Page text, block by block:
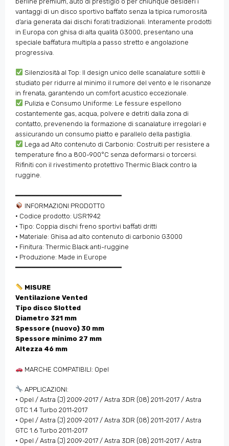
vantaggi di un disco sportivo baffato senza la tipica rumorosità
d’aria generata dai dischi forati tradizionali. Interamente prodotti
in Europa con ghisa di alta qualità G3000, presentano una
speciale baffatura multipla a passo stretto e angolazione
progressiva.
Silenziosità al Top: Il design unico delle scanalature sottili è
studiato per ridurre al minimo il rumore del vento e le risonanze
in frenata, garantendo un comfort acustico eccezionale.
Pulizia e Consumo Uniforme: Le fessure espellono
costantemente gas, acqua, polvere e detriti dalla zona di
contatto, prevenendo la formazione di scanalature irregolari e
assicurando un consumo piatto e parallelo della pastiglia.
Lega ad Alto contenuto di Carbonio: Costruiti per resistere a
temperature fino a 800-900°C senza deformarsi o torcersi.
Rifiniti con il rivestimento protettivo Thermic Black contro la
ruggine.
━━━━━━━━━━━━━━━━━━━━━━━━━━
INFORMAZIONI PRODOTTO
• Codice prodotto: USR1942
• Tipo: Coppia dischi freno sportivi baffati dritti
• Materiale: Ghisa ad alto contenuto di carbonio G3000
• Finitura: Thermic Black anti-ruggine
• Produzione: Made in Europe
━━━━━━━━━━━━━━━━━━━━━━━━━━
MISURE
Ventilazione Vented
Tipo disco Slotted
Diametro 321 mm
Spessore (nuovo) 30 mm
Spessore minimo 27 mm
Altezza 46 mm
MARCHE COMPATIBILI: Opel
APPLICAZIONI:
• Opel / Astra (J) 2009-2017 / Astra 3DR (08) 2011-2017 / Astra
GTC 1.4 Turbo 2011-2017
• Opel / Astra (J) 2009-2017 / Astra 3DR (08) 2011-2017 / Astra
GTC 1.6 Turbo 2011-2017
• Opel / Astra (J) 2009-2017 / Astra 3DR (08) 2011-2017 / Astra